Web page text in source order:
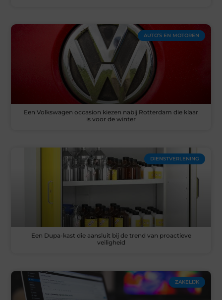
AUTO’S EN MOTOREN
Een Volkswagen occasion kiezen nabij Rotterdam die klaar
is voor de winter
DIENSTVERLENING
Een Dupa-kast die aansluit bij de trend van proactieve
veiligheid
ZAKELIJK